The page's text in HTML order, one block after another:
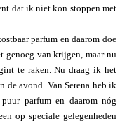
dat ik niet kon stoppen met
parfum en daarom doe
genoeg van krijgen, maar nu
te raken. Nu draag ik het
de avond. Van Serena heb ik
parfum en daarom nóg
op speciale gelegenheden